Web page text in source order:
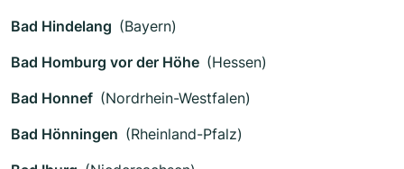
Bad Hindelang (Bayern)
Bad Homburg vor der Höhe (Hessen)
Bad Honnef (Nordrhein-Westfalen)
Bad Hönningen (Rheinland-Pfalz)